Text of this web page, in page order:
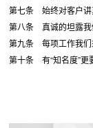
第七条 始终对客户讲
第八条 真诚的坦露我
第九条 每项工作我们
第十条 有“知名度”更